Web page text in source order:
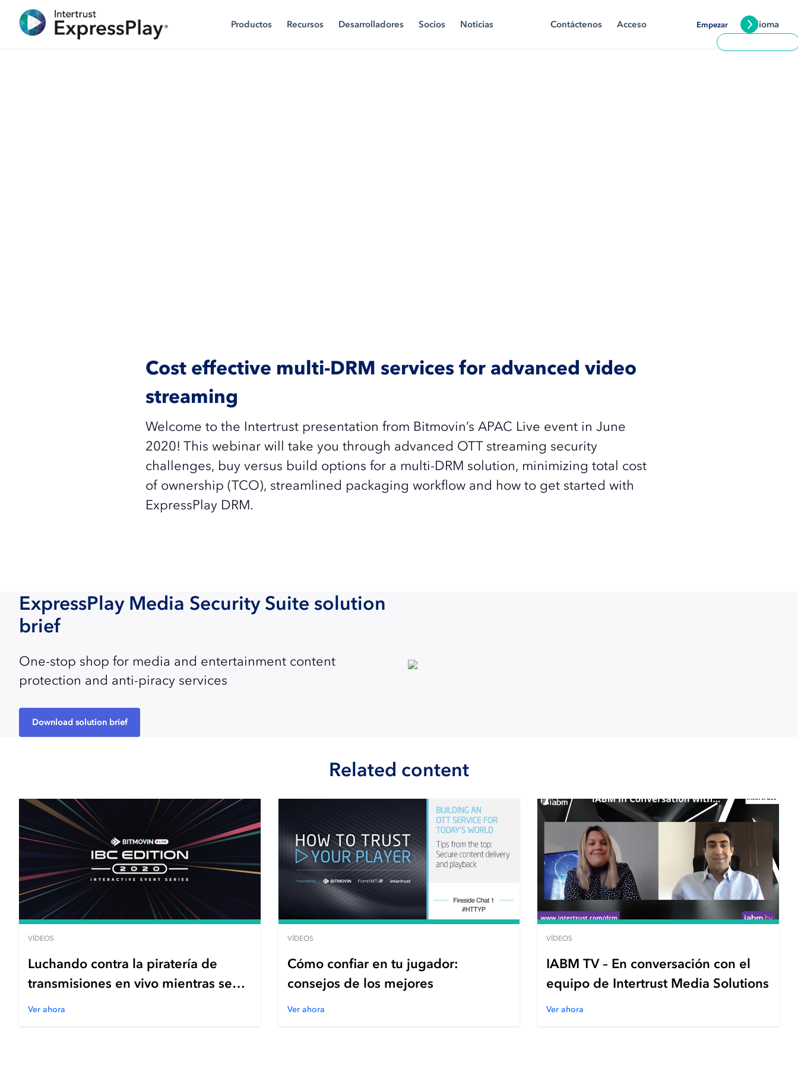
Productos Recursos Desarrolladores Socios Noticias Idioma
Contáctenos Acceso Empezar
Cost effective multi-DRM services for advanced video
streaming
Welcome to the Intertrust presentation from Bitmovin’s APAC Live event in June
2020! This webinar will take you through advanced OTT streaming security
challenges, buy versus build options for a multi-DRM solution, minimizing total cost
of ownership (TCO), streamlined packaging workflow and how to get started with
ExpressPlay DRM.
ExpressPlay Media Security Suite solution
brief
One-stop shop for media and entertainment content
protection and anti-piracy services
Download solution brief
Related content
VÍDEOS
Luchando contra la piratería de
transmisiones en vivo mientras se
mantiene la experiencia del
Ver ahora
VÍDEOS
Cómo confiar en tu jugador:
consejos de los mejores
Ver ahora
VÍDEOS
IABM TV – En conversación con el
equipo de Intertrust Media Solutions
Ver ahora